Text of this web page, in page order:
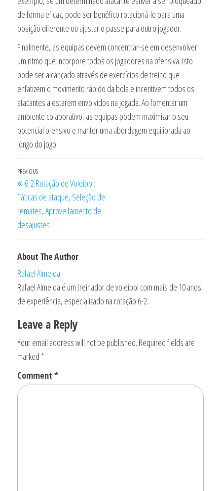
de forma eficaz, pode ser benéfico rotacioná-lo para uma
posição diferente ou ajustar o passe para outro jogador.
Finalmente, as equipas devem concentrar-se em desenvolver
um ritmo que incorpore todos os jogadores na ofensiva. Isto
pode ser alcançado através de exercícios de treino que
enfatizem o movimento rápido da bola e incentivem todos os
atacantes a estarem envolvidos na jogada. Ao fomentar um
ambiente colaborativo, as equipas podem maximizar o seu
potencial ofensivo e manter uma abordagem equilibrada ao
longo do jogo.
Post
navigation
Previous
Post
PREVIOUS
6-2 Rotação de Voleibol:
Táticas de ataque, Seleção de
remates, Aproveitamento de
desajustes
About The Author
Rafael Almeida
Rafael Almeida é um treinador de voleibol com mais de 10 anos
de experiência, especializado na rotação 6-2.
Leave a Reply
Your email address will not be published. Required fields are
marked *
Comment *